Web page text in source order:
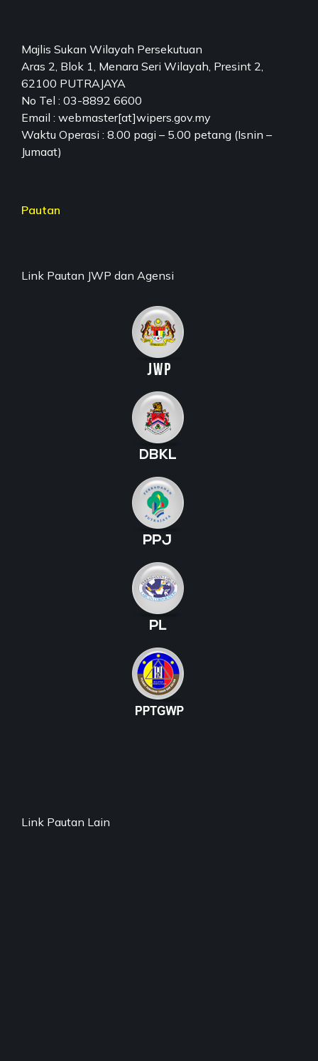
Majlis Sukan Wilayah Persekutuan
Aras 2, Blok 1, Menara Seri Wilayah, Presint 2,
62100 PUTRAJAYA
No Tel : 03-8892 6600
Email : webmaster[at]wipers.gov.my
Waktu Operasi : 8.00 pagi – 5.00 petang (Isnin –
Jumaat)
Pautan
Link Pautan JWP dan Agensi
Link Pautan Lain